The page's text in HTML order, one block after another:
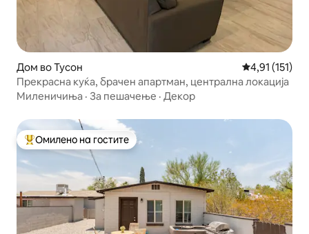
Дом во Тусон Просечна
4,91 (151)
Прекрасна куќа, брачен апартман, централна локација
Миленичиња · За пешачење · Декор
Меѓу најуспешните „Омилени на гостите“
Омилено на гостите